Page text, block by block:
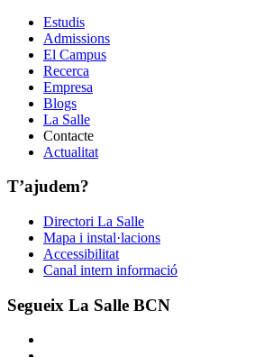
Estudis
Admissions
El Campus
Recerca
Empresa
Blogs
La Salle
Contacte
Actualitat
T’ajudem?
Directori La Salle
Mapa i instal·lacions
Accessibilitat
Canal intern informació
Segueix La Salle BCN